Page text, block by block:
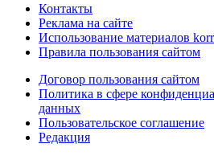
Контакты
Реклама на сайте
Использование материалов
Правила пользования сайтом
Договор пользования сайтом
Политика в сфере
данных
Пользовательское соглашение
Редакция